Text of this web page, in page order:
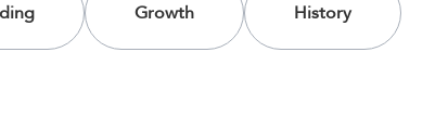
Growth History